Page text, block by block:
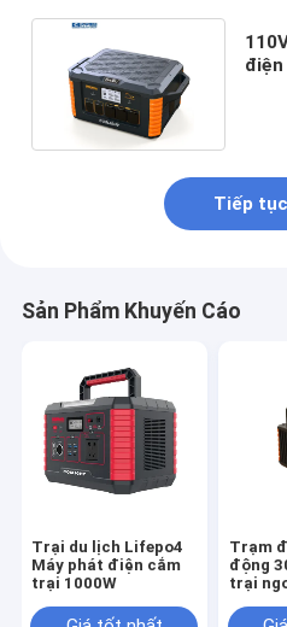
điện
Tiếp tục
Sản Phẩm Khuyến Cáo
Trại du lịch Lifepo4
Máy phát điện cắm
trại 1000W
Trạm
động
trại